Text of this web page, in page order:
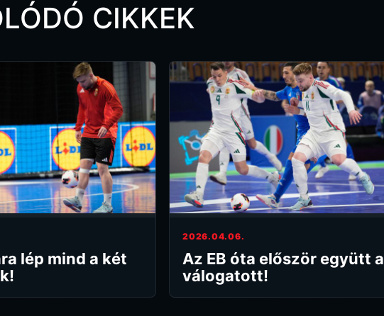
CIKKEK
lép mind a két
2026.04.06.
Az EB óta először együtt a
válogatott!